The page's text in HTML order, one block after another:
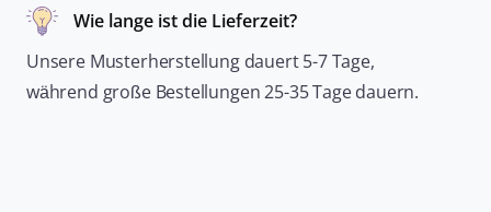
Wie lange ist die Lieferzeit?
Unsere Musterherstellung dauert 5-7 Tage,
während große Bestellungen 25-35 Tage dauern.